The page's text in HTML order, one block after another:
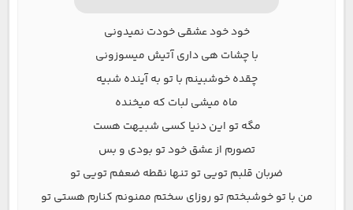
خود خود عشقی خودت نمیدونی
با چشات هی داری آتیش میسوزونی
چقده خوشبینم با تو به آینده شبیه
ماه میشی لبات که میخنده
مگه تو این دنیا کسی شبیهت هست
تصورم از عشق خود تو بودی و بس
ضربان قلبم تویی تو تنها نقطه ضعفم تویی تو
من با تو خوشبختم تو روزای سختم ممنونم کنارم هستی تو